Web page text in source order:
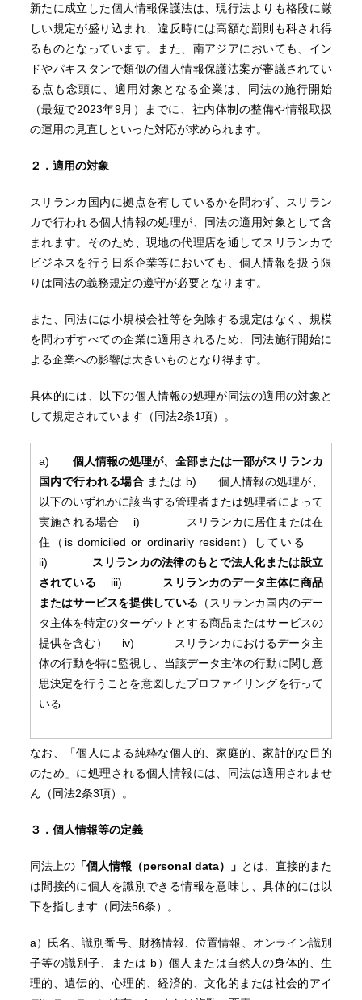
新たに成立した個人情報保護法は、現行法よりも格段に厳
しい規定が盛り込まれ、違反時には高額な罰則も科され得
るものとなっています。また、南アジアにおいても、イン
ドやパキスタンで類似の個人情報保護法案が審議されてい
る点も念頭に、適用対象となる企業は、同法の施行開始
（最短で2023年9月）までに、社内体制の整備や情報取扱
の運用の見直しといった対応が求められます。
２．適用の対象
スリランカ国内に拠点を有しているかを問わず、スリラン
カで行われる個人情報の処理が、同法の適用対象として含
まれます。そのため、現地の代理店を通してスリランカで
ビジネスを行う日系企業等においても、個人情報を扱う限
りは同法の義務規定の遵守が必要となります。
また、同法には小規模会社等を免除する規定はなく、規模
を問わずすべての企業に適用されるため、同法施行開始に
よる企業への影響は大きいものとなり得ます。
具体的には、以下の個人情報の処理が同法の適用の対象と
して規定されています（同法2条1項）。
a) 個人情報の処理が、全部または一部がスリランカ
国内で行われる場合または b) 個人情報の処理が、
以下のいずれかに該当する管理者または処理者によって
実施される場合 i) スリランカに居住または在
住（is domiciled or ordinarily resident）している
ii) スリランカの法律のもとで法人化または設立
されている iii)
スリランカのデータ主体に商品
またはサービスを提供している （スリランカ国内のデー
タ主体を特定のターゲットとする商品またはサービスの
提供を含む） iv) スリランカにおけるデータ主
体の行動を特に監視し、当該データ主体の行動に関し意
思決定を行うことを意図したプロファイリングを行って
いる
なお、「個人による純粋な個人的、家庭的、家計的な目的
のため」に処理される個人情報には、同法は適用されませ
ん（同法2条3項）。
３．個人情報等の定義
同法上の「個人情報（personal data）」 とは、直接的また
は間接的に個人を識別できる情報を意味し、具体的には以
下を指します（同法56条）。
a）氏名、識別番号、財務情報、位置情報、オンライン識別
子等の識別子、または b）個人または自然人の身体的、生
理的、遺伝的、心理的、経済的、文化的または社会的アイ